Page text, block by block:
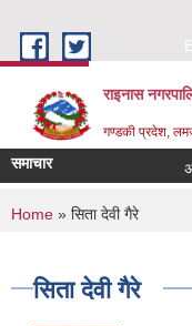
राइनास
गण्डकी प्रदेश,
समाचार
You are
Home » सिता देवी गैरे
सिता देवी गैरे